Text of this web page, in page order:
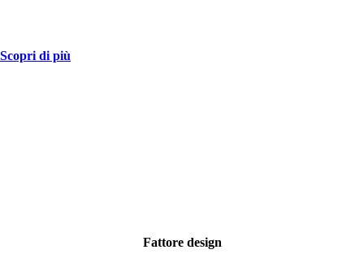
Scopri di più
Fattore design